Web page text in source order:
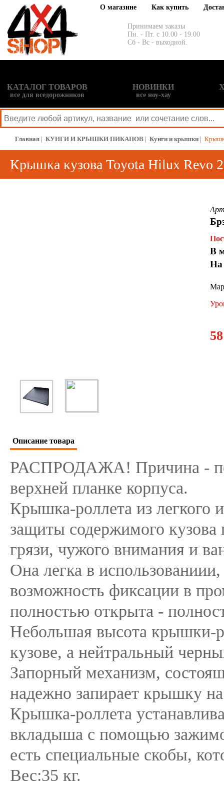
О магазине Как купить
Принимаем заказы
Пн. - Пт. с 10.00 - 19.00
Сб - Вс - выходной.
КАТАЛОГ ТОВАРОВ
все для вседорожников
НОВИНКИ
все ноу-хау
Главная | КУНГИ И КРЫШКИ ПИКАПОВ | Кунги и крышки |
Крышка кузова Toyota Hilux Revo
В
На
Описание товара
РАСПРОДАЖА! Причина -
верхней планке корпуса.
Крышка-роллета из легкого
защиты содержимого кузова
грязи, чужого внимания и
Она легка в
возможность фиксации в
полностью открыта -
Небольшая высота крышки-
кузове, а нейтральный
Запорный механизм,
надежно запирает крышку на
Крышка-роллета
вкладыша с помощью
есть специальные скобы,
Вес:35 кг.